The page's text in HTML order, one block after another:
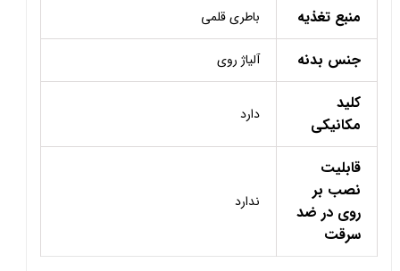
منبع تغذیه باطری قلمی
جنس بدنه آلیاژ روی
کلید
مکانیکی
دارد
قابلیت
نصب بر
روی در ضد
سرقت
ندارد